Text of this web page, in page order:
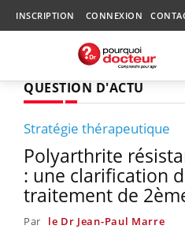
INSCRIPTION CONNEXION
QUESTION D'ACTU
Stratégie thérapeutique
Polyarthrite
: une clarification
traitement de
Par le Dr Jean-Paul Marre